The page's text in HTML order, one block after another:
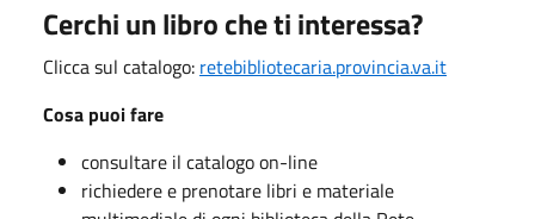
Cerchi un libro che ti interessa?
Clicca sul catalogo: retebibliotecaria.provincia.va.it
Cosa puoi fare
consultare il catalogo on-line
richiedere e prenotare libri e materiale